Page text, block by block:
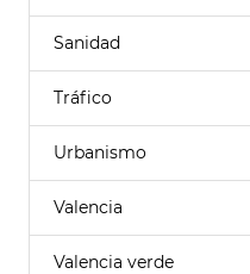
Sanidad
Tráfico
Urbanismo
Valencia
Valencia verde